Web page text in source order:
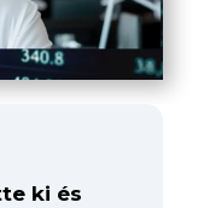
ki és